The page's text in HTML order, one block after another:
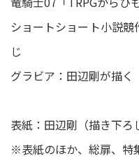
ショートショート小説
じ
グラビア：田辺剛が描
表紙：田辺剛（描き下ろ
※表紙のほか、総扉、特